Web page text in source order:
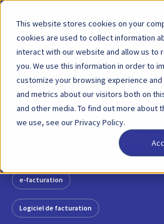
This website stores cookies on your
cookies are used to collect information
interact with our website and allow us to
you. We use this information in order to
customize your browsing experience
and metrics about our visitors both on
and other media. To find out more about
we use, see our Privacy Policy.
RETOUR ARTICLE DE BLOG 26
Nouveau
facturation-
à la
e-facturation
Logiciel de facturation